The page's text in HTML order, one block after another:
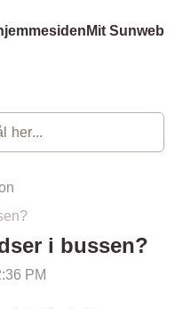
Mit Sunweb
i bussen?
PM